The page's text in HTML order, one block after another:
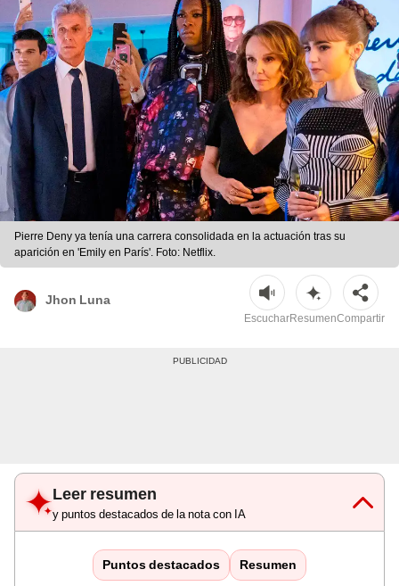
Pierre Deny ya tenía una carrera consolidada en la actuación tras su
aparición en 'Emily en París'. Foto: Netflix.
Jhon Luna
EscucharResumenCompartir
Leer resumen
y puntos destacados de la nota con IA
Puntos destacados Resumen